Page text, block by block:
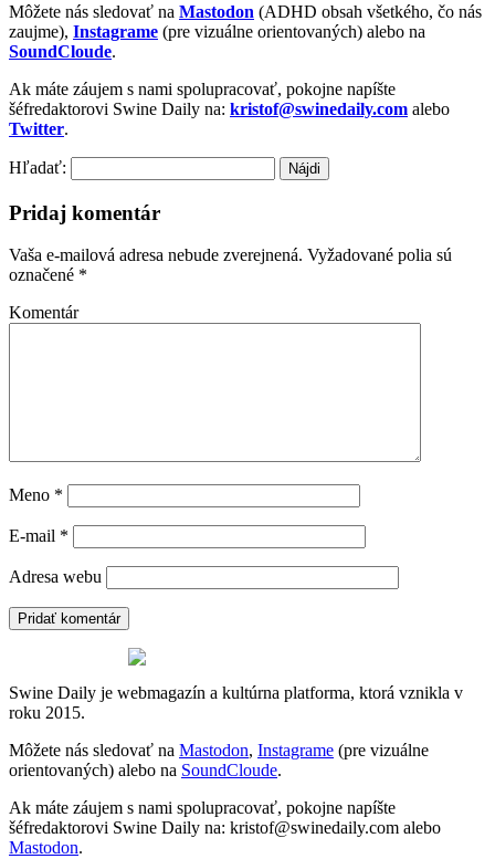
Môžete nás sledovať na Mastodon (ADHD obsah všetkého, čo nás
zaujme), Instagrame (pre vizuálne orientovaných) alebo na
SoundCloude.
Ak máte záujem s nami spolupracovať, pokojne napíšte
šéfredaktorovi Swine Daily na: kristof@swinedaily.com alebo
Twitter.
Hľadať:
Pridaj komentár
Vaša e-mailová adresa nebude zverejnená. Vyžadované polia sú
označené *
Komentár
Meno *
E-mail *
Adresa webu
Swine Daily je webmagazín a kultúrna platforma, ktorá vznikla v
roku 2015.
Môžete nás sledovať na Mastodon, Instagrame (pre vizuálne
orientovaných) alebo na SoundCloude.
Ak máte záujem s nami spolupracovať, pokojne napíšte
šéfredaktorovi Swine Daily na: kristof@swinedaily.com alebo
Mastodon.